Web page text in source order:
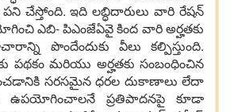
చేస్తోంది. ఇది లబ్ధిదారులు వారి రేషన్
ఎబి- పిఎంజేఏవై కింద వారి అర్హతకు
పొందేందుకు వీలు కల్పిస్తుంది.
పథకం మరియు అర్హతకు సంబంధించిన
సరసమైన ధరల దుకాణాలు లేదా
ఉపయోగించాలనే ప్రతిపాదనపై కూడా